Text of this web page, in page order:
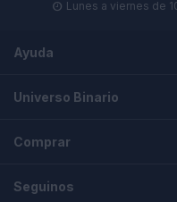
 Lunes a viernes de
Ayuda
Universo Binario
Comprar
Seguinos